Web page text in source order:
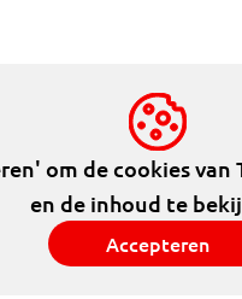
om de cookies van
en de inhoud te
Accepteren